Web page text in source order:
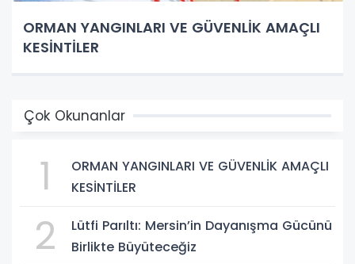
ORMAN YANGINLARI VE GÜVENLİK AMAÇLI
KESİNTİLER
Çok Okunanlar
1
ORMAN YANGINLARI VE GÜVENLİK AMAÇLI
KESİNTİLER
2
Lütfi Parıltı: Mersin’in Dayanışma Gücünü
Birlikte Büyüteceğiz